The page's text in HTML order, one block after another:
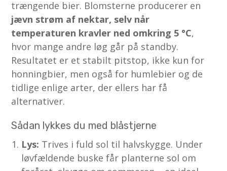
trængende bier. Blomsterne producerer en
jævn strøm af nektar, selv når
temperaturen kravler ned omkring 5 °C,
hvor mange andre løg går på standby.
Resultatet er et stabilt pitstop, ikke kun for
honningbier, men også for humlebier og de
tidlige enlige arter, der ellers har få
alternativer.
Sådan lykkes du med blåstjerne
Lys: Trives i fuld sol til halvskygge. Under
løvfældende buske får planterne sol om